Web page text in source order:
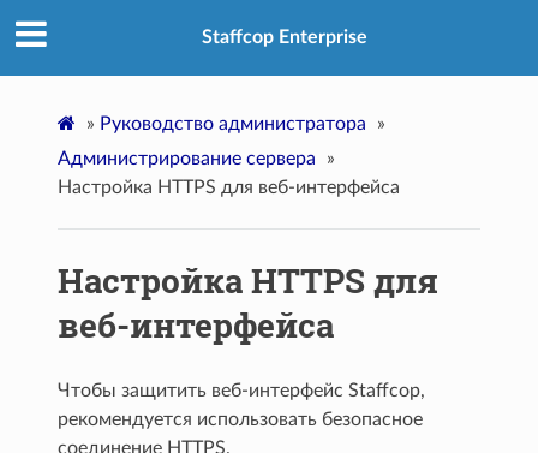
Staffcop Enterprise
» Руководство администратора
»
Администрирование сервера
»
Настройка HTTPS для веб-интерфейса
Настройка HTTPS для
веб-интерфейса
Чтобы защитить веб-интерфейс Staffcop,
рекомендуется использовать безопасное
соединение HTTPS.